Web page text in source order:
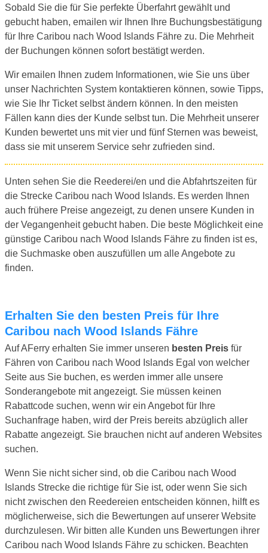
Sobald Sie die für Sie perfekte Überfahrt gewählt und
gebucht haben, emailen wir Ihnen Ihre Buchungsbestätigung
für Ihre Caribou nach Wood Islands Fähre zu. Die Mehrheit
der Buchungen können sofort bestätigt werden.
Wir emailen Ihnen zudem Informationen, wie Sie uns über
unser Nachrichten System kontaktieren können, sowie Tipps,
wie Sie Ihr Ticket selbst ändern können. In den meisten
Fällen kann dies der Kunde selbst tun. Die Mehrheit unserer
Kunden bewertet uns mit vier und fünf Sternen was beweist,
dass sie mit unserem Service sehr zufrieden sind.
Unten sehen Sie die Reederei/en und die Abfahrtszeiten für
die Strecke Caribou nach Wood Islands. Es werden Ihnen
auch frühere Preise angezeigt, zu denen unsere Kunden in
der Vegangenheit gebucht haben. Die beste Möglichkeit eine
günstige Caribou nach Wood Islands Fähre zu finden ist es,
die Suchmaske oben auszufüllen um alle Angebote zu
finden.
Erhalten Sie den besten Preis für Ihre
Caribou nach Wood Islands Fähre
Auf AFerry erhalten Sie immer unseren besten Preis für
Fähren von Caribou nach Wood Islands Egal von welcher
Seite aus Sie buchen, es werden immer alle unsere
Sonderangebote mit angezeigt. Sie müssen keinen
Rabattcode suchen, wenn wir ein Angebot für Ihre
Suchanfrage haben, wird der Preis bereits abzüglich aller
Rabatte angezeigt. Sie brauchen nicht auf anderen Websites
suchen.
Wenn Sie nicht sicher sind, ob die Caribou nach Wood
Islands Strecke die richtige für Sie ist, oder wenn Sie sich
nicht zwischen den Reedereien entscheiden können, hilft es
möglicherweise, sich die Bewertungen auf unserer Website
durchzulesen. Wir bitten alle Kunden uns Bewertungen ihrer
Caribou nach Wood Islands Fähre zu schicken. Beachten